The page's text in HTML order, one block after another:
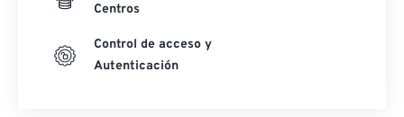
Centros
Control de acceso y
Autenticación